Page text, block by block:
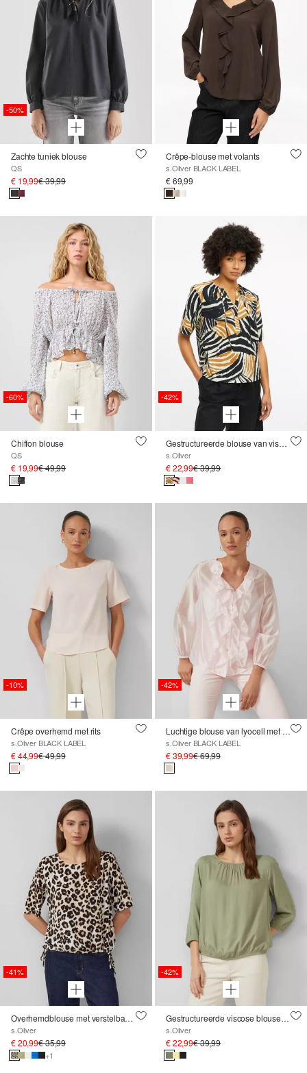
-50%
Zachte tuniek blouse
QS
€ 19,99€ 39,99
Crêpe-blouse met volants
s.Oliver BLACK LABEL
€ 69,99
-60%
Chiffon blouse
QS
€ 19,99€ 49,99
-42%
Gestructureerde blouse van viscosemix met rimpels
s.Oliver
€ 22,99€ 39,99
-10%
Crêpe overhemd met rits
s.Oliver BLACK LABEL
€ 44,99€ 49,99
-42%
Luchtige blouse van lyocell met volants
s.Oliver BLACK LABEL
€ 39,99€ 69,99
-41%
Overhemdblouse met verstelbare zoom
s.Oliver
€ 20,99€ 35,99
+1
-42%
Gestructureerde viscose blouse met gerimpelde details
s.Oliver
€ 22,99€ 39,99